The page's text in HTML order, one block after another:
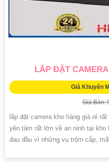
LẮP ĐẶT
Giá Khuyến
Giá Bán:
lắp đặt camera kho hàng giá rẻ
yên tâm rất lớn về an ninh tại kho
đau đầu vì những vụ trộm cắp,